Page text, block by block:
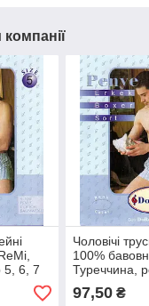
компанії
5, 6, 7
Чоловічі
100%
Туреччина,
асорті, 5
97,50₴